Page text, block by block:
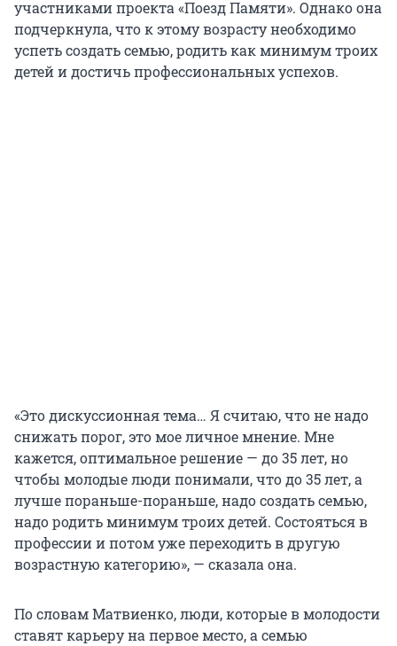
участниками проекта «Поезд Памяти». Однако она
подчеркнула, что к этому возрасту необходимо
успеть создать семью, родить как минимум троих
детей и достичь профессиональных успехов.
«Это дискуссионная тема… Я считаю, что не надо
снижать порог, это мое личное мнение. Мне
кажется, оптимальное решение — до 35 лет, но
чтобы молодые люди понимали, что до 35 лет, а
лучше пораньше-пораньше, надо создать семью,
надо родить минимум троих детей. Состояться в
профессии и потом уже переходить в другую
возрастную категорию», — сказала она.
По словам Матвиенко, люди, которые в молодости
ставят карьеру на первое место, а семью